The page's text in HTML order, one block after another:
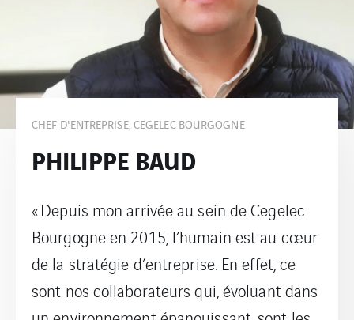
CHEF D'ENTREPRISE, CEGELEC BOURGOGNE
PHILIPPE BAUD
« Depuis mon arrivée au sein de Cegelec
Bourgogne en 2015, l’humain est au cœur
de la stratégie d’entreprise. En effet, ce
sont nos collaborateurs qui, évoluant dans